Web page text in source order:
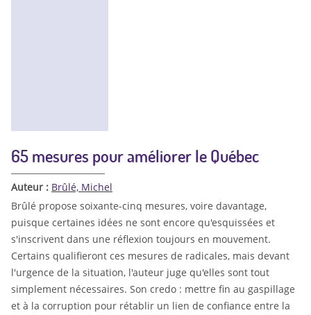
65 mesures pour améliorer le Québec
Auteur : Brûlé, Michel
Brûlé propose soixante-cinq mesures, voire davantage,
puisque certaines idées ne sont encore qu'esquissées et
s'inscrivent dans une réflexion toujours en mouvement.
Certains qualifieront ces mesures de radicales, mais devant
l'urgence de la situation, l'auteur juge qu'elles sont tout
simplement nécessaires. Son credo : mettre fin au gaspillage
et à la corruption pour rétablir un lien de confiance entre la